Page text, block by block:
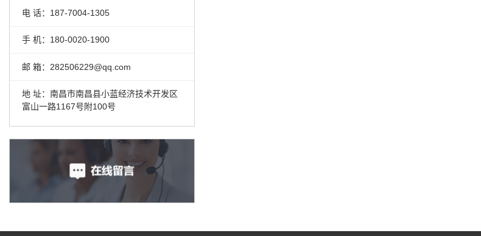
电 话：187-7004-1305
手 机：180-0020-1900
邮 箱：282506229@qq.com
地 址：南昌市南昌县小蓝经济技术开发区
富山一路1167号附100号